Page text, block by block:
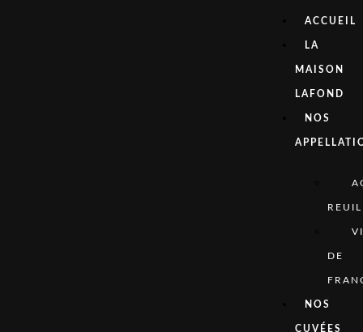
ACCUEIL
LA
MAISON
LAFOND
NOS
DE
NOS
CUVÉES